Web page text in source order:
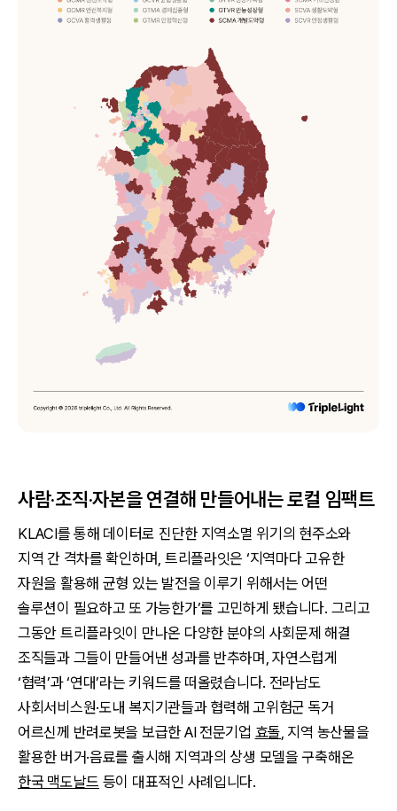
사람·조직·자본을 연결해 만들어내는 로컬 임팩트
KLACI를 통해 데이터로 진단한 지역소멸 위기의 현주소와
지역 간 격차를 확인하며, 트리플라잇은 ‘지역마다 고유한
자원을 활용해 균형 있는 발전을 이루기 위해서는 어떤
솔루션이 필요하고 또 가능한가’를 고민하게 됐습니다. 그리고
그동안 트리플라잇이 만나온 다양한 분야의 사회문제 해결
조직들과 그들이 만들어낸 성과를 반추하며, 자연스럽게
‘협력’과 ‘연대’라는 키워드를 떠올렸습니다. 전라남도
사회서비스원·도내 복지기관들과 협력해 고위험군 독거
어르신께 반려로봇을 보급한 AI 전문기업 효돌 , 지역 농산물을
활용한 버거·음료를 출시해 지역과의 상생 모델을 구축해온
한국 맥도날드 등이 대표적인 사례입니다.